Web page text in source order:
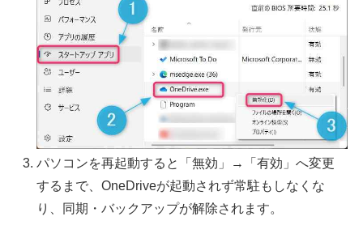
パソコンを再起動すると「無効」→「有効」へ変更
するまで、OneDriveが起動されず常駐もしなくな
り、同期・バックアップが解除されます。